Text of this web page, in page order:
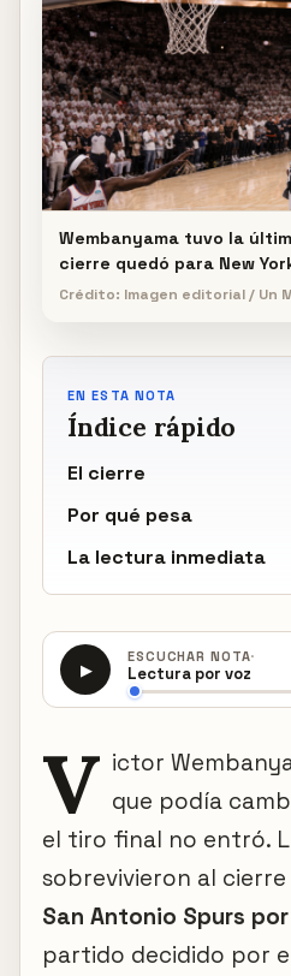
Wembanyama tuvo la
cierre quedó para New
Crédito: Imagen editorial / Un
EN ESTA NOTA
Índice rápido
El cierre
Por qué pesa
La lectura inmediata
▶
ESCUCHAR NOTA·
Lectura por voz
V ictor
que podía
el tiro final no entró.
sobrevivieron al
San Antonio Spurs
partido decidido por